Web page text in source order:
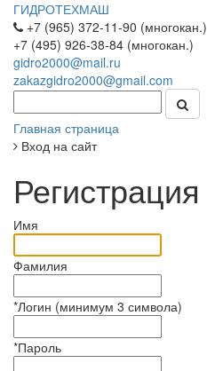
ГИДРОТЕХМАШ
+7 (965) 372-11-90 (многокан.)
+7 (495) 926-38-84 (многокан.)
gidro2000@mail.ru
zakazgidro2000@gmail.com
Главная страница
Вход на сайт
Регистрация
Имя
Фамилия
*Логин (минимум 3 символа)
*Пароль